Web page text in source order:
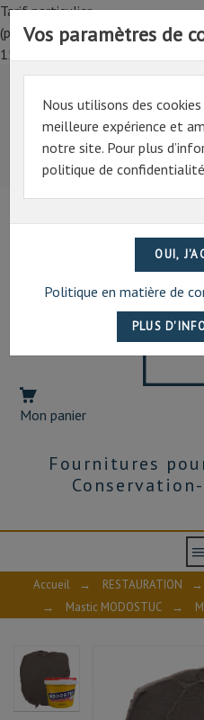
Tarif particulier,
(professionnel, connectez-vous
15%)
Tarif
(professionnel,
remise
07 69 94 13 47
Mon panier
Fournitures
Vos paramètres de
Nous utilisons des
meilleure expérience et
notre site. Pour plus
politique de
Politique en matière de
Accueil → RESTAURATION →
→
Mastic MODOSTUC →
AVIS À PROPOS